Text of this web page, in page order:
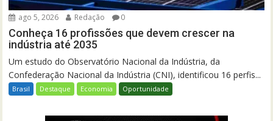
ago 5, 2026 Redação 0
Conheça 16 profissões que devem crescer na
indústria até 2035
Um estudo do Observatório Nacional da Indústria, da
Confederação Nacional da Indústria (CNI), identificou 16 perfis...
Brasil Destaque Economia Oportunidade